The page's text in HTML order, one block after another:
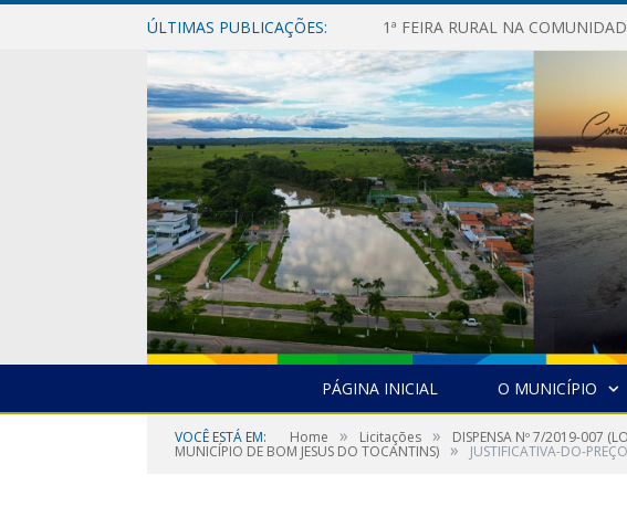
ÚLTIMAS PUBLICAÇÕES: 1ª FEIRA RURAL NA
PÁGINA INICIAL O MUNICÍPIO
VOCÊ ESTÁ EM: Home » Licitações » DISPENSA Nº 7/2019-007
MUNICÍPIO DE BOM JESUS DO TOCANTINS) » JUSTIFICATIVA-DO-